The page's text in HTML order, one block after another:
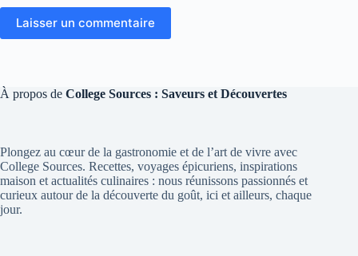
Laisser un commentaire
À propos de College Sources : Saveurs et Découvertes
Plongez au cœur de la gastronomie et de l’art de vivre avec
College Sources. Recettes, voyages épicuriens, inspirations
maison et actualités culinaires : nous réunissons passionnés et
curieux autour de la découverte du goût, ici et ailleurs, chaque
jour.